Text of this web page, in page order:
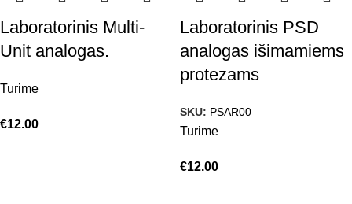
Laboratorinis Multi-
Unit analogas.
Turime
€12.00
Laboratorinis PSD
analogas išimamiems
protezams
SKU: PSAR00
Turime
€12.00